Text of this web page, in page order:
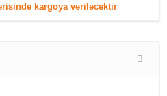
kargoya verilecektir